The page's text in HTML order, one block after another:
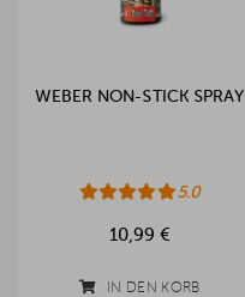
WEBER NON-STICK SPRAY
5.0
10,99 €
IN DEN KORB